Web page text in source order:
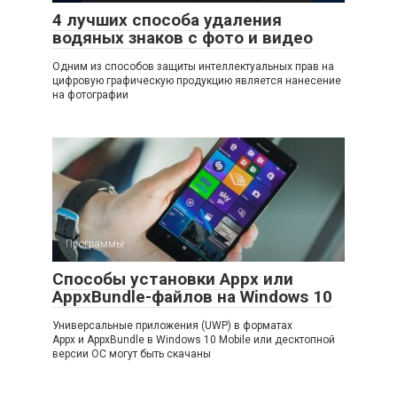
4 лучших способа удаления
водяных знаков с фото и видео
Одним из способов защиты интеллектуальных прав на
цифровую графическую продукцию является нанесение
на фотографии
Программы
Способы установки Appx или
AppxBundle-файлов на Windows 10
Универсальные приложения (UWP) в форматах
Appx и AppxBundle в Windows 10 Mobile или десктопной
версии ОС могут быть скачаны